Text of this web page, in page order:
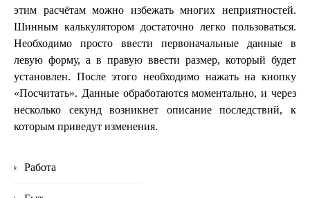
этим расчётам можно избежать многих неприятностей.
Шинным калькулятором достаточно легко пользоваться.
Необходимо просто ввести первоначальные данные в
левую форму, а в правую ввести размер, который будет
установлен. После этого необходимо нажать на кнопку
«Посчитать». Данные обработаются моментально, и через
несколько секунд возникнет описание последствий, к
которым приведут изменения.
Работа